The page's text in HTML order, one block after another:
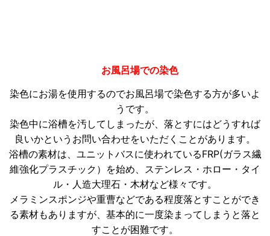
お風呂場での染色
染色にお湯を使用するのでお風呂場で染色する方が多いよ
うです。
染色中に浴槽を汚してしまったが、落とすにはどうすれば
良いかというお問い合わせをいただくことがあります。
浴槽の素材は、ユニットバスに使われているFRP(ガラス繊
維強化プラスチック）を始め、ステンレス・ホロー・タイ
ル・人造大理石・木材など様々です。
メラミンスポンジや重曹などである程度落とすことができ
る素材もありますが、基本的に一度染まってしまうと落と
すことが困難です。